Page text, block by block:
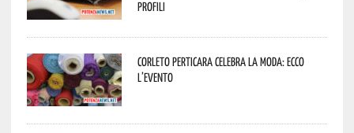
profili
Corleto Perticara celebra la moda: ecco
l’evento